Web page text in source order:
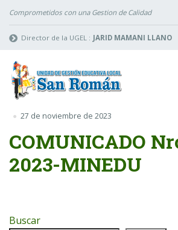
Comprometidos con una Gestion de Calidad
Director de la UGEL : JARID MAMANI LLANO
27 de noviembre de 2023
COMUNICADO
2023-MINEDU
Buscar